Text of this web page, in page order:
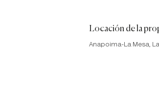
Locación de la
Anapoima-La Mesa,